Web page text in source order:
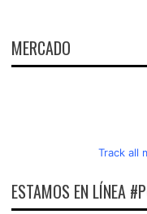
MERCADO
Track all
ESTAMOS EN LÍNEA